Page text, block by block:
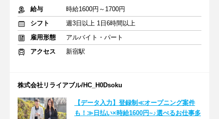
給与
時給1600円～1700円
シフト
週3日以上 1日6時間以上
雇用形態
アルバイト・パート
アクセス
新宿駅
株式会社リライアブル/HC_H0Dsoku
【データ入力】登録制≪オープニング案件
も！≫日払い×時給1600円~♪選べるお仕事多